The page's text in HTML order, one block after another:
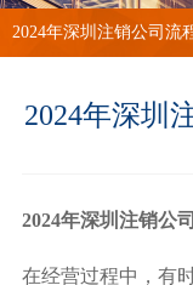
2024年深圳注销公司流
2024年深圳
2024年深圳注销公
在经营过程中，有